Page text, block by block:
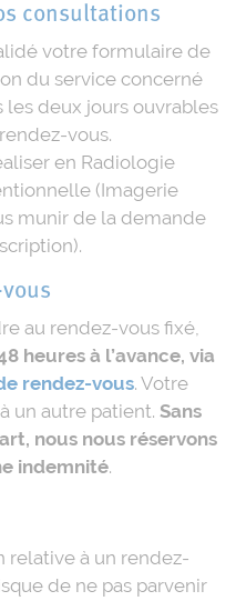
consultations
votre formulaire de
du service concerné
deux jours ouvrables
vous.
en Radiologie
(Imagerie
munir de la demande
au rendez-vous fixé,
heures à l’avance, via
rendez-vous. Votre
un autre patient. Sans
nous nous réservons
indemnité.
relative à un rendez-
de ne pas parvenir